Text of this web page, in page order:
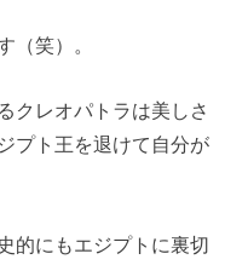
（笑）。
クレオパトラは美しさ
プト王を退けて自分が
的にもエジプトに裏切